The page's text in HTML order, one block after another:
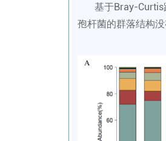
基于Bray-Curtis
孢杆菌的群落结构没